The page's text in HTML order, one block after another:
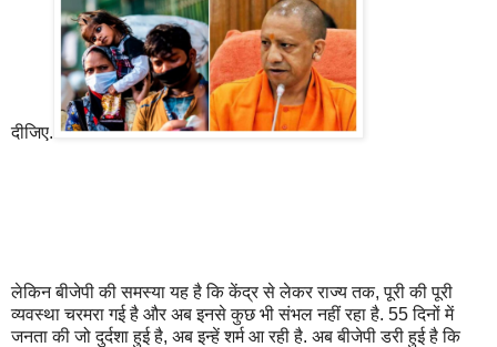
दीजिए.
लेकिन बीजेपी की समस्या यह है कि केंद्र से लेकर राज्य तक, पूरी की पूरी
व्यवस्था चरमरा गई है और अब इनसे कुछ भी संभल नहीं रहा है. 55 दिनों में
जनता की जो दुर्दशा हुई है, अब इन्हें शर्म आ रही है. अब बीजेपी डरी हुई है कि